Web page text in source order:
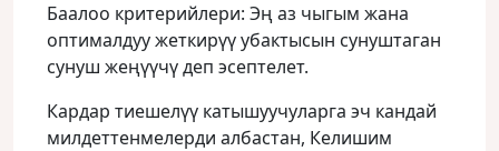
Баалоо критерийлери: Эң аз чыгым жана
оптималдуу жеткирүү убактысын сунуштаган
сунуш жеңүүчү деп эсептелет.
Кардар тиешелүү катышуучуларга эч кандай
милдеттенмелерди албастан, Келишим